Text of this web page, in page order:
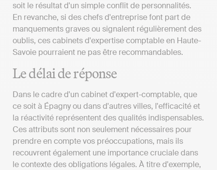
soit le résultat d'un simple conflit de personnalités.
En revanche, si des chefs d'entreprise font part de
manquements graves ou signalent régulièrement des
oublis, ces cabinets d'expertise comptable en Haute-
Savoie pourraient ne pas être recommandables.
Le délai de réponse
Dans le cadre d'un cabinet d'expert-comptable, que
ce soit à Épagny ou dans d'autres villes, l'efficacité et
la réactivité représentent des qualités indispensables.
Ces attributs sont non seulement nécessaires pour
prendre en compte vos préoccupations, mais ils
recouvrent également une importance cruciale dans
le contexte des obligations légales. À titre d'exemple,